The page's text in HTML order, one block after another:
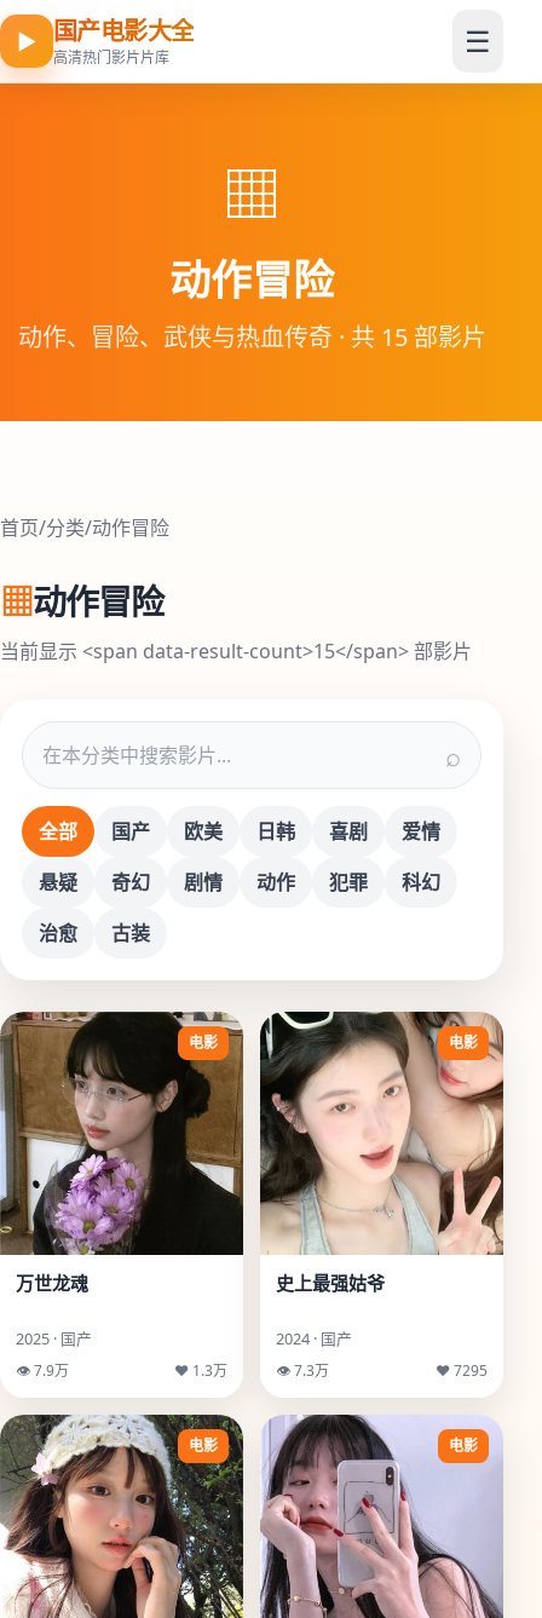
▶ 国产电影大全
高清热门影片片库 ☰
▦
动作冒险
动作、冒险、武侠与热血传奇 · 共 15 部影片
首页/分类/动作冒险
▦动作冒险
当前显示 <span data-result-count>15</span> 部影片
⌕
全部 国产 欧美 日韩 喜剧
爱情
悬疑
奇幻 剧情 动作 犯罪
科幻
治愈
古装
电影
万世龙魂
2025 · 国产
👁 7.9万 ♥ 1.3万
电影
史上最强姑爷
2024 · 国产
👁 7.3万 ♥ 7295
电影 电影